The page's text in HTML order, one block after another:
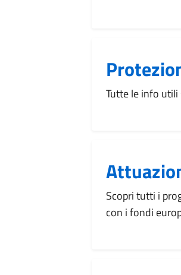
Tutte le info
Scopri tutti i
con i fondi